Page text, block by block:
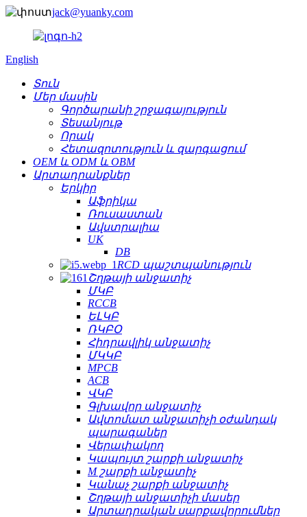
jack@yuanky.com
English
Տուն
Մեր մասին
Գործարանի շրջագայություն
Տեսանյութ
Որակ
Հետազոտություն և զարգացում
OEM և ODM և OBM
Արտադրանքներ
Երկիր
Աֆրիկա
Ռուսաստան
Ավստրալիա
UK
DB
RCD պաշտպանություն
Շղթայի անջատիչ
ՄԿԲ
RCCB
ԵԼԿԲ
ՌԿԲՕ
Հիդրավլիկ անջատիչ
ՄԿԿԲ
MPCB
ACB
ՎԿԲ
Գլխավոր անջատիչ
Ավտոմատ անջատիչի օժանդակ
պարագաներ
Վերափակող
Կապույտ շարքի անջատիչ
M շարքի անջատիչ
Կանաչ շարքի անջատիչ
Շղթայի անջատիչի մասեր
Արտադրական սարքավորումներ